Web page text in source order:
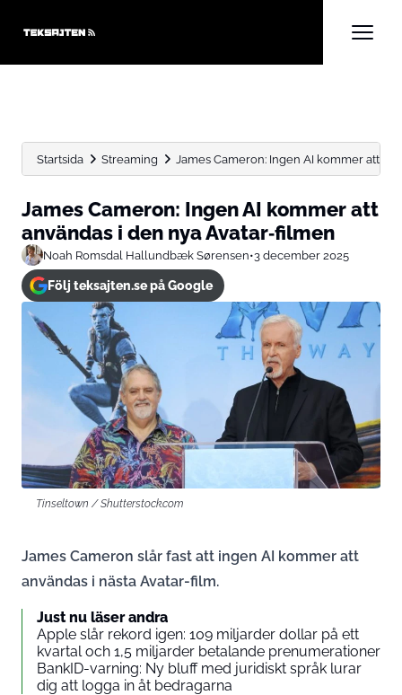
Startsida Streaming James Cameron: Ingen AI kommer att
James Cameron: Ingen AI kommer att
användas i den nya Avatar‑filmen
Noah Romsdal Hallundbæk Sørensen•3 december 2025
Följ teksajten.se på Google
Tinseltown / Shutterstock.com
James Cameron slår fast att ingen AI kommer att
användas i nästa Avatar-film.
Just nu läser andra
Apple slår rekord igen: 109 miljarder dollar på ett
kvartal och 1,5 miljarder betalande prenumerationer
BankID-varning: Ny bluff med juridiskt språk lurar
dig att logga in åt bedragarna